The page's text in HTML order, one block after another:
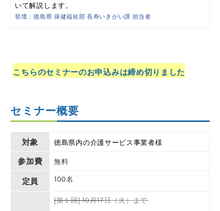
いて解説します。
登壇：徳島県 保健福祉部 長寿いきがい課 担当者
こちらのセミナーのお申込みは締め切りました
セミナー概要
対象 徳島県内の介護サービス事業者様
参加費 無料
定員 100名
[第１回] 10月17日（火）まで